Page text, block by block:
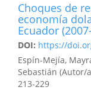
Choques de
economía
Ecuador
DOI: https://
Espín-Mejía,
Sebastián (Autor/
213-229